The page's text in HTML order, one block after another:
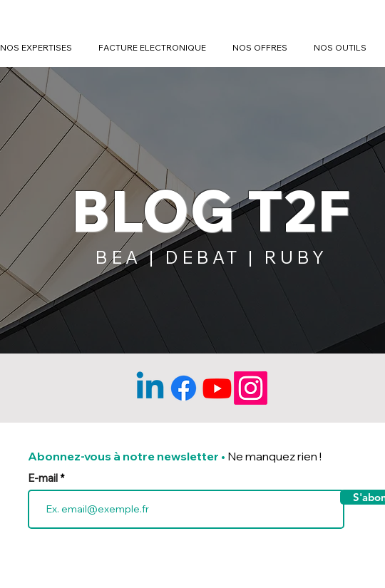
NOS EXPERTISES FACTURE ELECTRONIQUE NOS OFFRES NOS OUTILS
BLOG T2F
BEA | DEBAT | RUBY
Abonnez-vous à notre newsletter • Ne manquez rien !
E-mail